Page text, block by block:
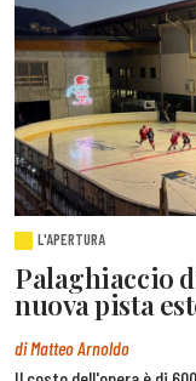
L'APERTURA
Palaghiaccio
nuova pista
di Matteo Arnoldo